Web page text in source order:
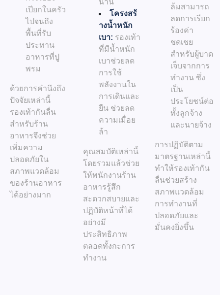
เปียกในครัว
ไปจนถึง
พื้นที่รับ
ประทาน
อาหารที่ปู
พรม
ด้วยการคำนึงถึง
ปัจจัยเหล่านี้
รองเท้ากันลื่น
สำหรับร้าน
อาหารจึงช่วย
เพิ่มความ
ปลอดภัยใน
สภาพแวดล้อม
ของร้านอาหาร
ได้อย่างมาก
โครงสร้
างน้ำหนัก
เบา: รองเท้า
ที่มีน้ำหนัก
เบาช่วยลด
การใช้
พลังงานใน
การเดินและ
ยืน ช่วยลด
ความเมื่อย
ล้า
คุณสมบัติเหล่านี้
โดยรวมแล้วช่วย
ให้พนักงานร้าน
อาหารรู้สึก
สะดวกสบายและ
ปฏิบัติหน้าที่ได้
อย่างมี
ประสิทธิภาพ
ตลอดทั้งกะการ
ทำงาน
ล้มสามารถ
ลดการเรียก
ร้องค่า
ชดเชย
สำหรับผู้บาด
เจ็บจากการ
ทำงาน ซึ่ง
เป็น
ประโยชน์ต่อ
ทั้งลูกจ้าง
และนายจ้าง
การปฏิบัติตาม
มาตรฐานเหล่านี้
ทำให้รองเท้ากัน
ลื่นช่วยสร้าง
สภาพแวดล้อม
การทำงานที่
ปลอดภัยและ
มั่นคงยิ่งขึ้น